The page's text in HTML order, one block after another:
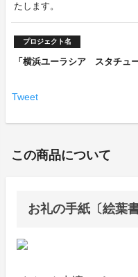
たします。
プロジェクト名
「横浜ユーラシア スタチュ
Tweet
この商品について
お礼の手紙〔絵葉